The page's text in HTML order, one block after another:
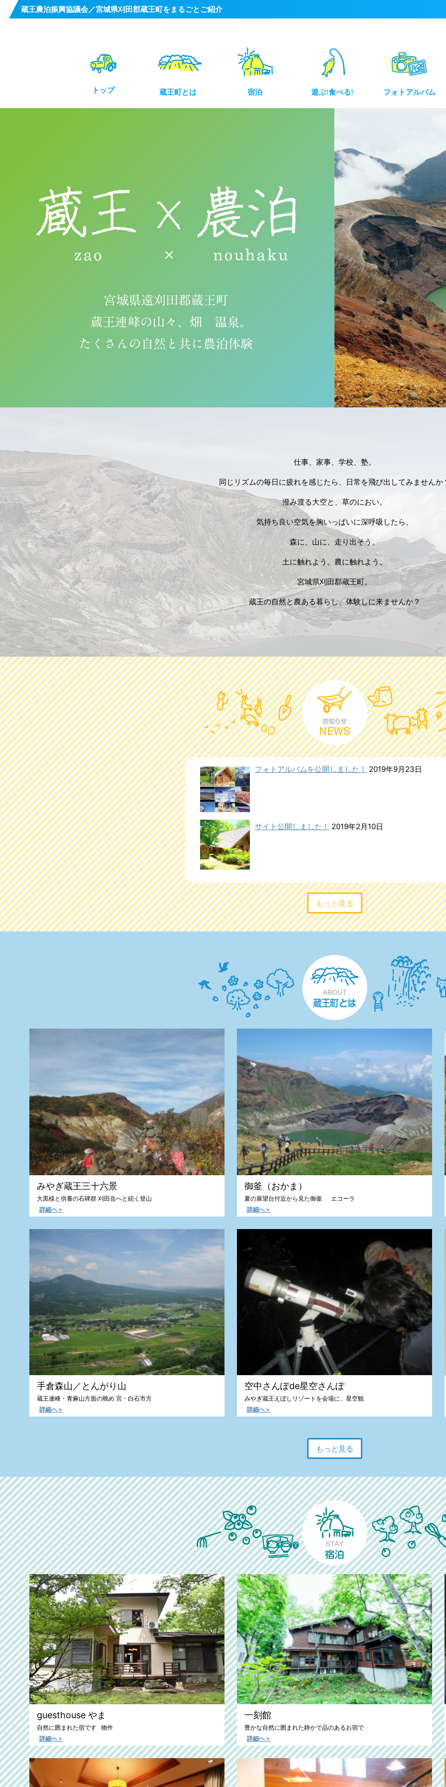
蔵王農泊振興協議会／宮城県刈田郡蔵王町をまるごとご紹介
トップ 蔵王町とは 宿泊 遊ぶ!食べる! フォトアルバム
仕事、家事、学校、塾。
同じリズムの毎日に疲れを感じたら、日常を飛び出してみませんか
澄み渡る大空と、草のにおい。
気持ち良い空気を胸いっぱいに深呼吸したら、
森に、山に、走り出そう。
土に触れよう。農に触れよう。
宮城県刈田郡蔵王町。
蔵王の自然と農ある暮らし、体験しに来ませんか？
フォトアルバムを公開しました！ 2019年9月23日
サイト公開しました！ 2019年2月10日
もっと見る
みやぎ蔵王三十六景
大黒様と供養の石碑群 刈田岳へと続く登山
詳細へ＞
御釜（おかま）
夏の展望台付近から見た御釜 エコーラ
詳細へ＞
手倉森山／とんがり山
蔵王連峰・青麻山方面の眺め 宮・白石市方
詳細へ＞
空中さんぽde星空さんぽ
みやぎ蔵王えぼしリゾートを会場に、星空観
詳細へ＞
もっと見る
guesthouse やま
自然に囲まれた宿です 物件
詳細へ＞
一刻館
豊かな自然に囲まれた静かで品のあるお宿で
詳細へ＞